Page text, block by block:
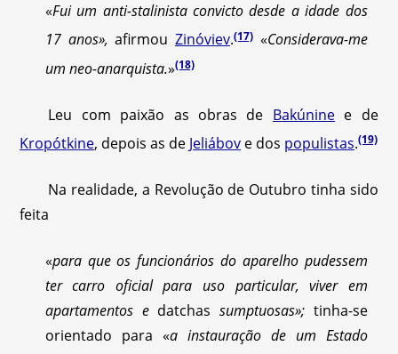
«Fui um anti-stalinista convicto desde a idade dos
17 anos», afirmou Zinóviev.(17)«Considerava-me
um neo-anarquista.»(18)
Leu com paixão as obras de Bakúninee de
Kropótkine, depois as de Jeliábov e dos populistas.(19)
Na realidade, a Revolução de Outubro tinha sido
feita
«para que os funcionários do aparelho pudessem
ter carro oficial para uso particular, viver em
apartamentos e datchas sumptuosas»;tinha-se
orientado para «a instauração de um Estado